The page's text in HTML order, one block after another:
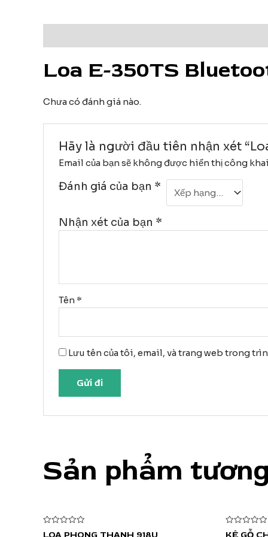
Loa E-350TS
Chưa có đánh giá nào.
Hãy là người đầu tiên nhận xét
Email của bạn sẽ không được hiển thị công
Đánh giá của bạn *
Nhận xét của bạn *
Tên *
Lưu tên của tôi, email, và trang web trong
Sản phẩm
Được
Được